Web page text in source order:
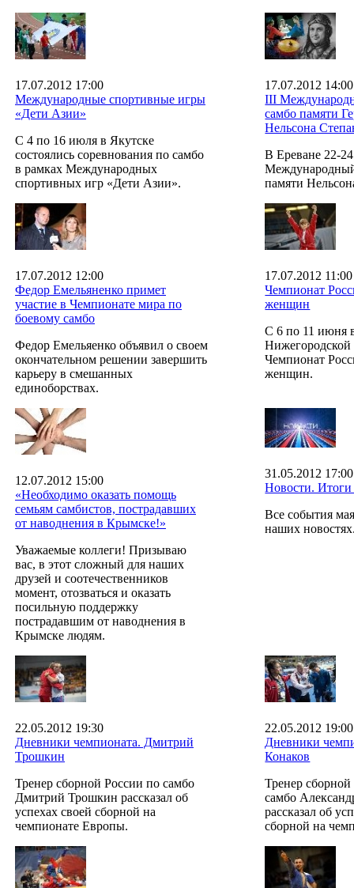
17.07.2012 17:00
Международные спортивные игры
«Дети Азии»
С 4 по 16 июля в Якутске
состоялись соревнования по самбо
в рамках Международных
спортивных игр «Дети Азии».
17.07.2012 14:00
III
самбо памяти
Нельсона
В Ереване 22-
памяти
17.07.2012 12:00
Федор Емельяненко примет
участие в Чемпионате мира по
боевому самбо
Федор Емельяенко объявил о своем
окончательном решении завершить
карьеру в смешанных
единоборствах.
17.07.2012 11:00
Чемпионат
женщин
С 6 по 11 июня
Нижегородской
Чемпионат
женщин.
12.07.2012 15:00
«Необходимо оказать помощь
семьям самбистов, пострадавших
от наводнения в Крымске!»
Уважаемые коллеги! Призываю
вас, в этот сложный для наших
друзей и соотечественников
момент, отозваться и оказать
посильную поддержку
пострадавшим от наводнения в
Крымске людям.
31.05.2012 17:00
Новости. Итоги
Все события
наших
22.05.2012 19:30
Дневники чемпионата. Дмитрий
Трошкин
Тренер сборной России по самбо
Дмитрий Трошкин рассказал об
успехах своей сборной на
чемпионате Европы.
22.05.2012 19:00
Дневники
Конаков
Тренер
самбо
рассказал об
сборной на